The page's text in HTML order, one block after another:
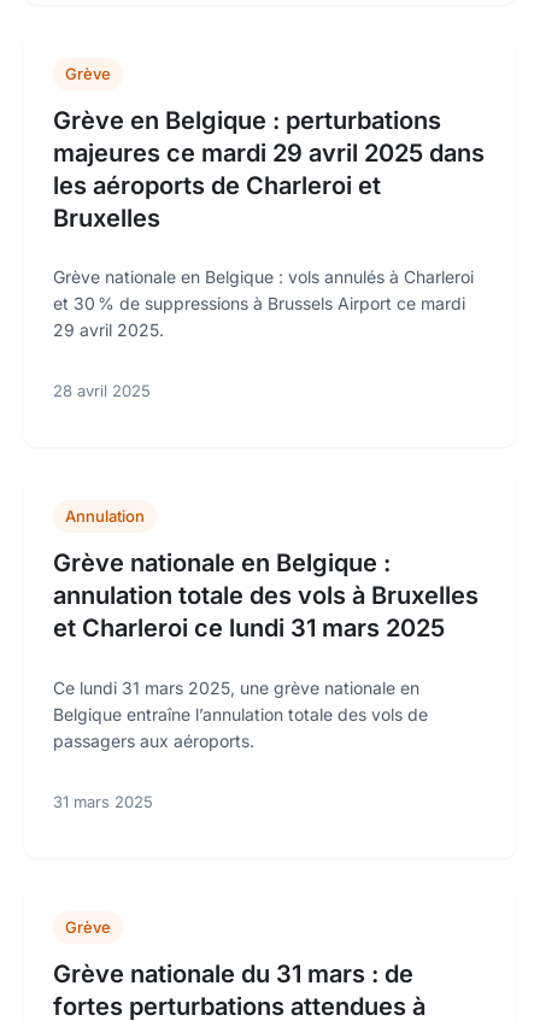
Grève
Grève en Belgique : perturbations
majeures ce mardi 29 avril 2025 dans
les aéroports de Charleroi et
Bruxelles
Grève nationale en Belgique : vols annulés à Charleroi
et 30 % de suppressions à Brussels Airport ce mardi
29 avril 2025.
28 avril 2025
Annulation
Grève nationale en Belgique :
annulation totale des vols à Bruxelles
et Charleroi ce lundi 31 mars 2025
Ce lundi 31 mars 2025, une grève nationale en
Belgique entraîne l’annulation totale des vols de
passagers aux aéroports.
31 mars 2025
Grève
Grève nationale du 31 mars : de
fortes perturbations attendues à